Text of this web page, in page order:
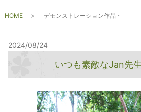
HOME デモンストレーション作品・
2024/08/24
いつも素敵なJan先